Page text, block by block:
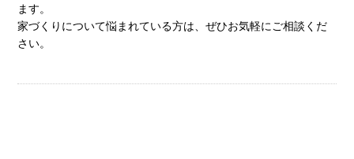
ます。
家づくりについて悩まれている方は、ぜひお気軽にご相談くだ
さい。